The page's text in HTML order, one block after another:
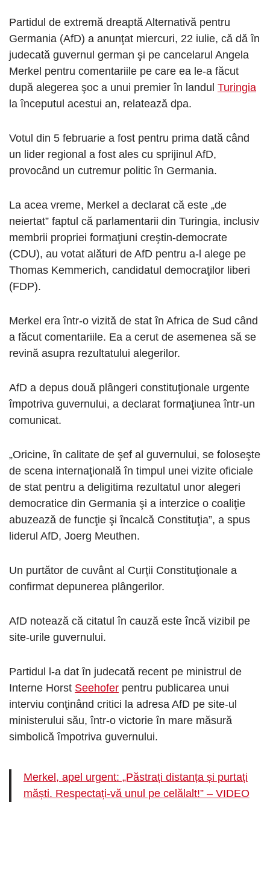
Partidul de extremă dreaptă Alternativă pentru
Germania (AfD) a anunţat miercuri, 22 iulie, că dă în
judecată guvernul german şi pe cancelarul Angela
Merkel pentru comentariile pe care ea le-a făcut
după alegerea şoc a unui premier în landul Turingia
la începutul acestui an, relatează dpa.
Votul din 5 februarie a fost pentru prima dată când
un lider regional a fost ales cu sprijinul AfD,
provocând un cutremur politic în Germania.
La acea vreme, Merkel a declarat că este „de
neiertat” faptul că parlamentarii din Turingia, inclusiv
membrii propriei formaţiuni creştin-democrate
(CDU), au votat alături de AfD pentru a-l alege pe
Thomas Kemmerich, candidatul democraţilor liberi
(FDP).
Merkel era într-o vizită de stat în Africa de Sud când
a făcut comentariile. Ea a cerut de asemenea să se
revină asupra rezultatului alegerilor.
AfD a depus două plângeri constituţionale urgente
împotriva guvernului, a declarat formaţiunea într-un
comunicat.
„Oricine, în calitate de şef al guvernului, se foloseşte
de scena internaţională în timpul unei vizite oficiale
de stat pentru a deligitima rezultatul unor alegeri
democratice din Germania şi a interzice o coaliţie
abuzează de funcţie şi încalcă Constituţia”, a spus
liderul AfD, Joerg Meuthen.
Un purtător de cuvânt al Curţii Constituţionale a
confirmat depunerea plângerilor.
AfD notează că citatul în cauză este încă vizibil pe
site-urile guvernului.
Partidul l-a dat în judecată recent pe ministrul de
Interne Horst Seehofer pentru publicarea unui
interviu conţinând critici la adresa AfD pe site-ul
ministerului său, într-o victorie în mare măsură
simbolică împotriva guvernului.
Merkel, apel urgent: „Păstrați distanța și purtați
măști. Respectați-vă unul pe celălalt!” – VIDEO